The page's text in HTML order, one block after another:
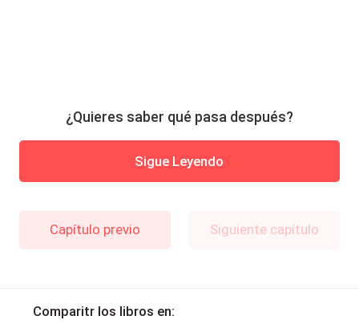
¿Quieres saber qué pasa después?
Sigue Leyendo
Capítulo previo Siguiente capítulo
Comparitr los libros en: